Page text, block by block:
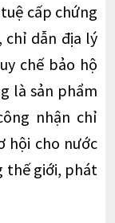
cấp chứng
chỉ dẫn địa lý
chế bảo hộ
là sản phẩm
nhận chỉ
hội cho nước
thế giới, phát